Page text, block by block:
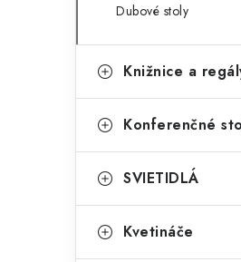
Dubové stoly
Knižnice a
Konferenčné
SVIETIDLÁ
Kvetináče